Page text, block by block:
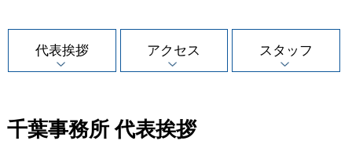
代表挨拶 アクセス スタッフ
千葉事務所 代表挨拶